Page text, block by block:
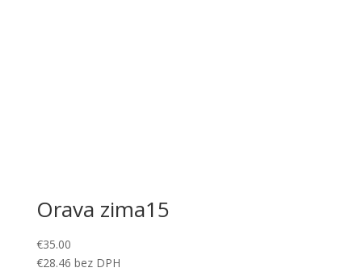
Orava zima15
€35.00
€28.46 bez DPH